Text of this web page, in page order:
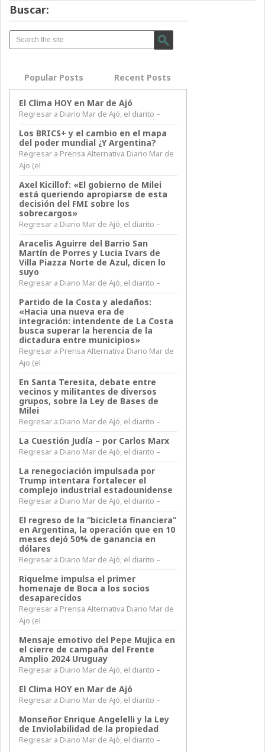
Buscar:
Popular Posts Recent Posts
El Clima HOY en Mar de Ajó
Regresar a Diario Mar de Ajó, el diarito –
Los BRICS+ y el cambio en el mapa
del poder mundial ¿Y Argentina?
Regresar a Prensa Alternativa Diario Mar de
Ajo (el
Axel Kicillof: «El gobierno de Milei
está queriendo apropiarse de esta
decisión del FMI sobre los
sobrecargos»
Regresar a Diario Mar de Ajó, el diarito –
Aracelis Aguirre del Barrio San
Martín de Porres y Lucia Ivars de
Villa Piazza Norte de Azul, dicen lo
suyo
Regresar a Diario Mar de Ajó, el diarito –
Partido de la Costa y aledaños:
«Hacia una nueva era de
integración: intendente de La Costa
busca superar la herencia de la
dictadura entre municipios»
Regresar a Prensa Alternativa Diario Mar de
Ajo (el
En Santa Teresita, debate entre
vecinos y militantes de diversos
grupos, sobre la Ley de Bases de
Milei
Regresar a Diario Mar de Ajó, el diarito –
La Cuestión Judía – por Carlos Marx
Regresar a Diario Mar de Ajó, el diarito –
La renegociación impulsada por
Trump intentara fortalecer el
complejo industrial estadounidense
Regresar a Diario Mar de Ajó, el diarito –
El regreso de la “bicicleta financiera”
en Argentina, la operación que en 10
meses dejó 50% de ganancia en
dólares
Regresar a Diario Mar de Ajó, el diarito –
Riquelme impulsa el primer
homenaje de Boca a los socios
desaparecidos
Regresar a Prensa Alternativa Diario Mar de
Ajo (el
Mensaje emotivo del Pepe Mujica en
el cierre de campaña del Frente
Amplio 2024 Uruguay
Regresar a Diario Mar de Ajó, el diarito –
El Clima HOY en Mar de Ajó
Regresar a Diario Mar de Ajó, el diarito –
Monseñor Enrique Angelelli y la Ley
de Inviolabilidad de la propiedad
Regresar a Diario Mar de Ajó, el diarito –